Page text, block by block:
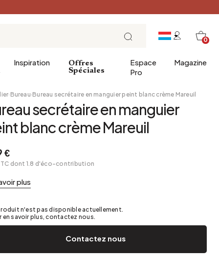
0
salle de bains
bain
Entrée
Salle à manger
Bibliothèque
Grenier
Jardin et terrasse
Inspiration
Petit Déjeuner
Brunch
L'heure du thé
Table de fête
Rangement de printemps
Offres
Spéciales
Espace
Pro
Magazine
· Bureau·Bureau secrétaire en manguier peint blanc crème Mareuil
secrétaire en manguier
blanc crème Mareuil
€
dont 1.8 d'éco-contribution
plus
n'est pas disponible actuellement.
en savoir plus, contactez nous.
Contactez nous